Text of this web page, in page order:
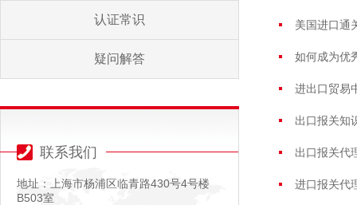
认证常识
疑问解答
联系我们
地址：上海市杨浦区临青路430号4号楼
B503室
美国进口通
如何成为优
进出口贸易
出口报关知
出口报关代
进口报关代